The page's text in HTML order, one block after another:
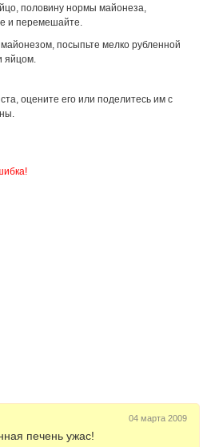
половину нормы майонеза,
и перемешайте.
посыпьте мелко рубленной
яйцом.
оцените его или поделитесь им с
04 марта 2009
печень ужас!